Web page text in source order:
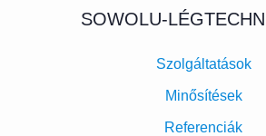
SOWOLU-
Szolgáltatások
Minősítések
Referenciák